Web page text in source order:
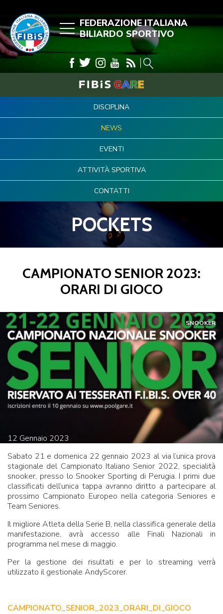
FEDERAZIONE ITALIANA
BILIARDO SPORTIVO
DISCIPLINA
NEWS
EVENTI
ATTIVITÀ SPORTIVA
CONTATTI
POCKETS
CAMPIONATO SENIOR 2023:
ORARI DI GIOCO
12 Gennaio 2023
SNOOKER
Sabato 21 e domenica 22 gennaio 2023 al via l’unica prova
stagionale del Campionato Italiano Senior 2022, specialità
snooker, presso lo Snooker Sporting di Perugia. I primi due
classificati dell’unica tappa avranno diritto a partecipare al
prossimo Campionato Europeo nella categoria Seniores e
Team Seniores.
Il migliore Atleta della Serie B, nella classifica generale della
manifestazione, avrà accesso alle Finali Nazionali in
programma nel mese di maggio.
Per la gestione dei risultati e per lo streaming verrà
utilizzato il gestionale AndyScorer.
CAMPIONATO_SENIOR_2023_ORARI_DI_GIOCO